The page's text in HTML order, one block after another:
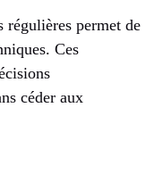
régulières permet de
Ces
céder aux